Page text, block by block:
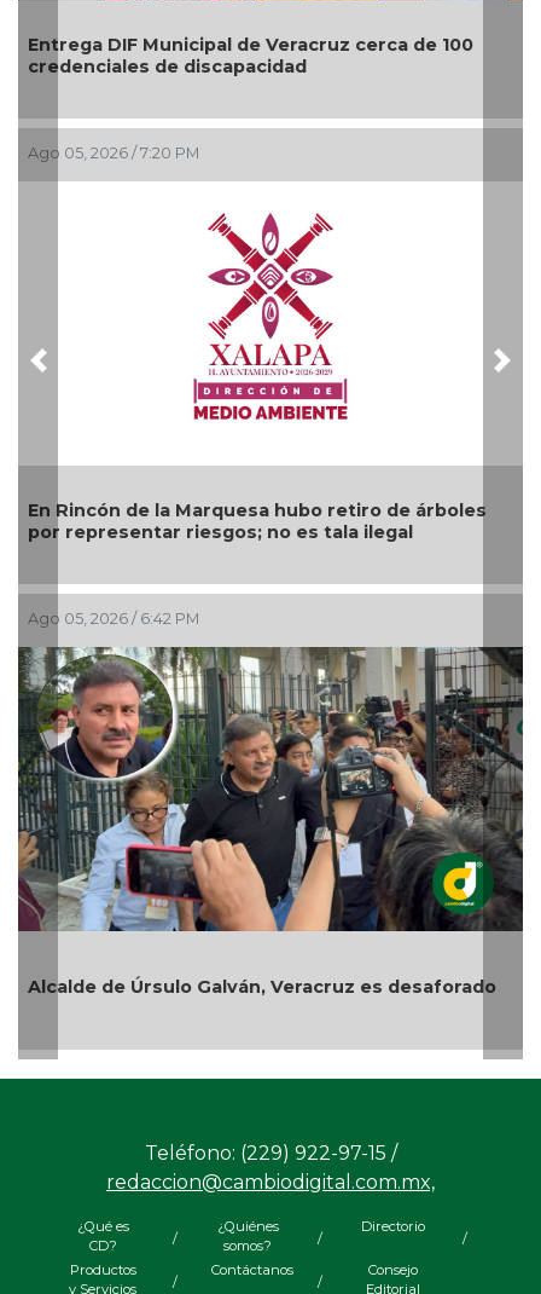
Entrega DIF Municipal de Veracruz cerca de 100
credenciales de discapacidad
Ago 05, 2026 / 7:20 PM
En Rincón de la Marquesa hubo retiro de árboles
por representar riesgos; no es tala ilegal
Ago 05, 2026 / 6:42 PM
Alcalde de Úrsulo Galván, Veracruz es desaforado
Previous
Teléfono: (229) 922-97-15 /
redaccion@cambiodigital.com.mx,
¿Qué es
CD?
/
¿Quiénes
somos?
/
Directorio
/
Productos
y Servicios
/
Contáctanos
/
Consejo
Editorial